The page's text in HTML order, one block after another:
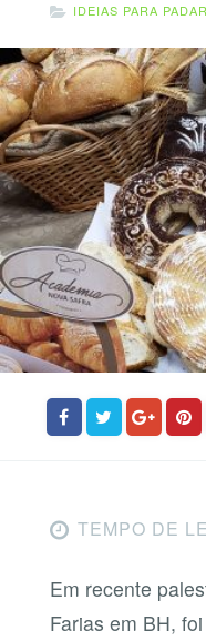
IDEIAS PARA
TEMPO DE
Em recente
Farias em BH,